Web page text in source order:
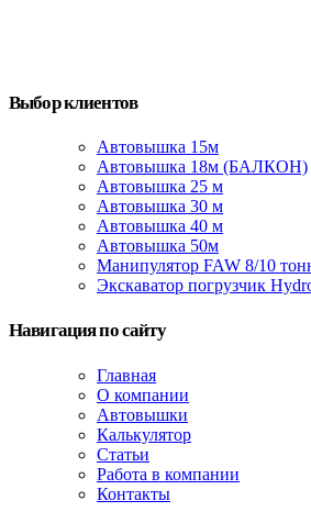
Выбор клиентов
Автовышка 15м
Автовышка 18м (БАЛКОН)
Автовышка 25 м
Автовышка 30 м
Автовышка 40 м
Автовышка 50м
Манипулятор FAW 8/10
Экскаватор погрузчик
Навигация по сайту
Главная
О компании
Автовышки
Калькулятор
Статьи
Работа в компании
Контакты